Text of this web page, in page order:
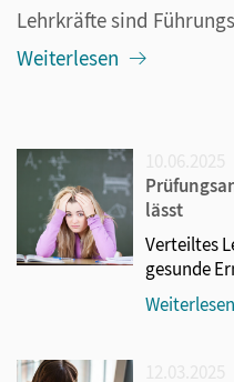
Weiterlesen
lässt
Verteiltes
gesunde
Weiterlesen